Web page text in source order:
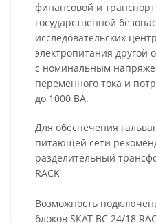
финансовой и
государственной
исследовательских
электропитания другой
с номинальным
переменного тока и
до 1000 ВА.
Для обеспечения
питающей сети
разделительный
RACK
Возможность
блоков SKAT BC 24/18